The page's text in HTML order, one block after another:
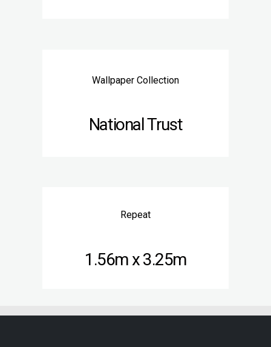
Wallpaper Collection
National Trust
Repeat
1.56m x 3.25m